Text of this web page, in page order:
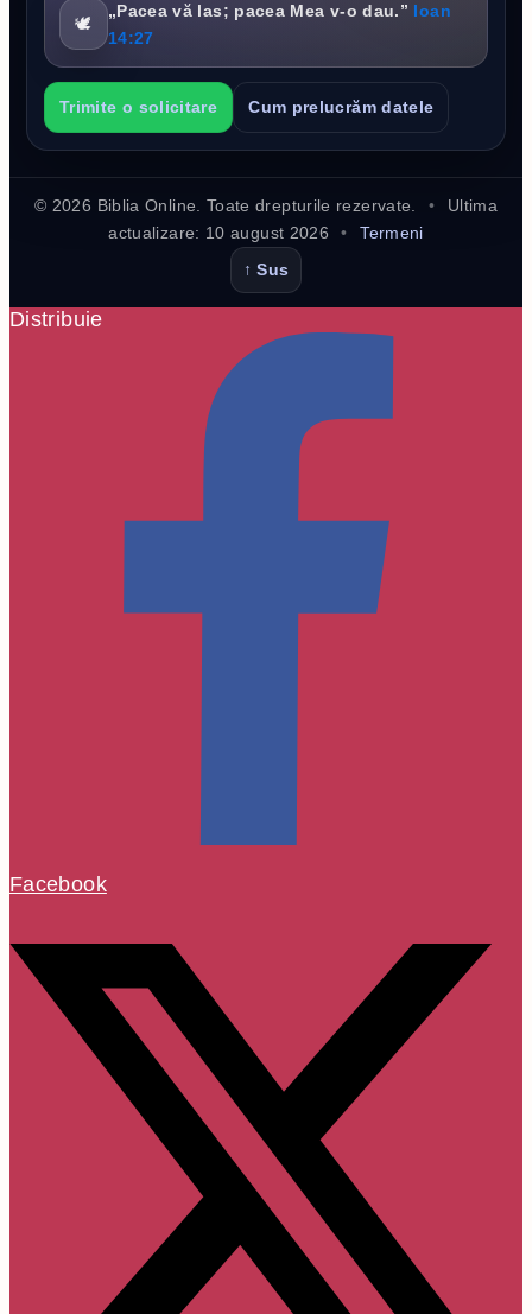
🕊️
„Pacea vă las; pacea Mea v-o dau.” Ioan
14:27
Trimite o solicitare Cum prelucrăm datele
© 2026 Biblia Online. Toate drepturile rezervate. •
Ultima
actualizare: 10 august 2026 •
Termeni
↑ Sus
Distribuie
Facebook